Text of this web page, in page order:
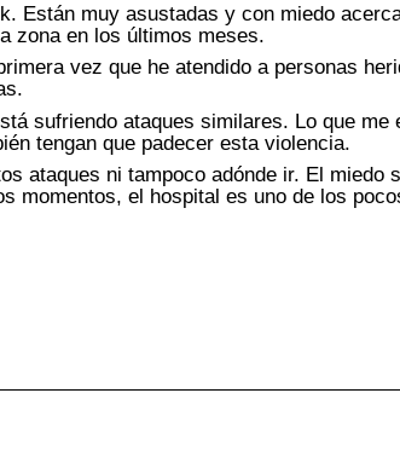
Están muy asustadas y con miedo
zona en los últimos meses.
vez que he atendido a personas
sufriendo ataques similares. Lo que
tengan que padecer esta violencia.
ataques ni tampoco adónde ir. El miedo
momentos, el hospital es uno de los